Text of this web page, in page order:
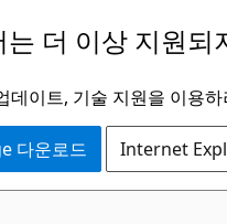
더 이상 지원되
데이트, 기술 지원을 이용
다운로드 Internet